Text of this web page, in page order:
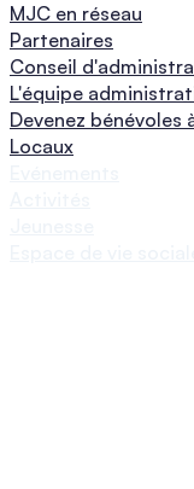
MJC en réseau
Partenaires
Conseil
L'équipe
Devenez bénévoles
Locaux